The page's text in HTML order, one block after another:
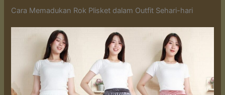
Cara Memadukan Rok Plisket dalam Outfit Sehari-hari